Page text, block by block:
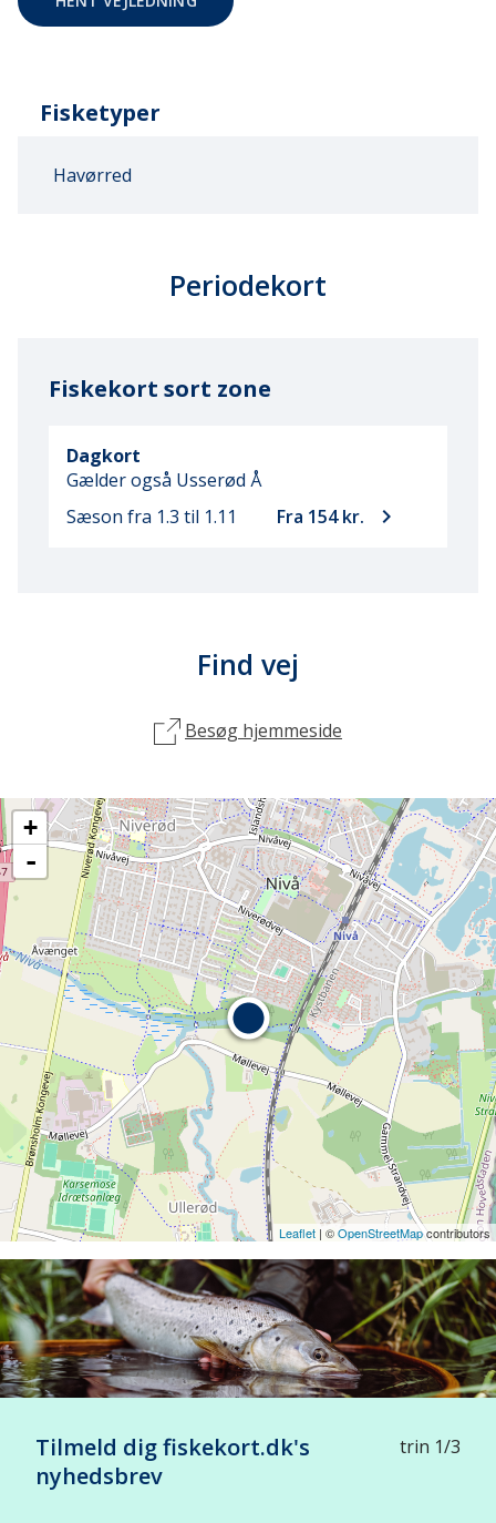
Fisketyper
Havørred
Periodekort
Fiskekort sort zone
Dagkort
Gælder også Usserød Å
Sæson fra 1.3 til 1.11 Fra 154 kr. keyboard_arrow_right
Find vej
Besøg hjemmeside
+
-
Leaflet | ©OpenStreetMapcontributors
Tilmeld dig fiskekort.dk's
nyhedsbrev
trin 1/3